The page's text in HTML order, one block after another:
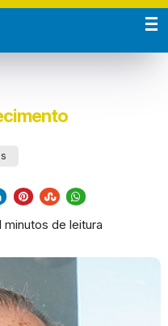
minutos de leitura